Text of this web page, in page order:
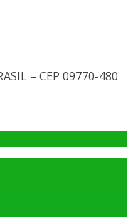
– CEP 09770-480